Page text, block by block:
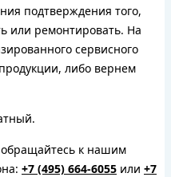
подтверждения того,
или ремонтировать. На
сервисного
либо вернем
к нашим
+7 (495) 664-6055 или +7